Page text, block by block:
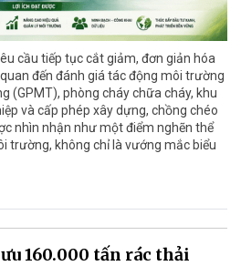
cầu tiếp tục cắt giảm, đơn giản hóa
đến đánh giá tác động môi trường
(GPMT), phòng cháy chữa cháy, khu
và cấp phép xây dựng, chồng chéo
nhìn nhận như một điểm nghẽn thể
trường, không chỉ là vướng mắc biểu
160.000 tấn rác thải